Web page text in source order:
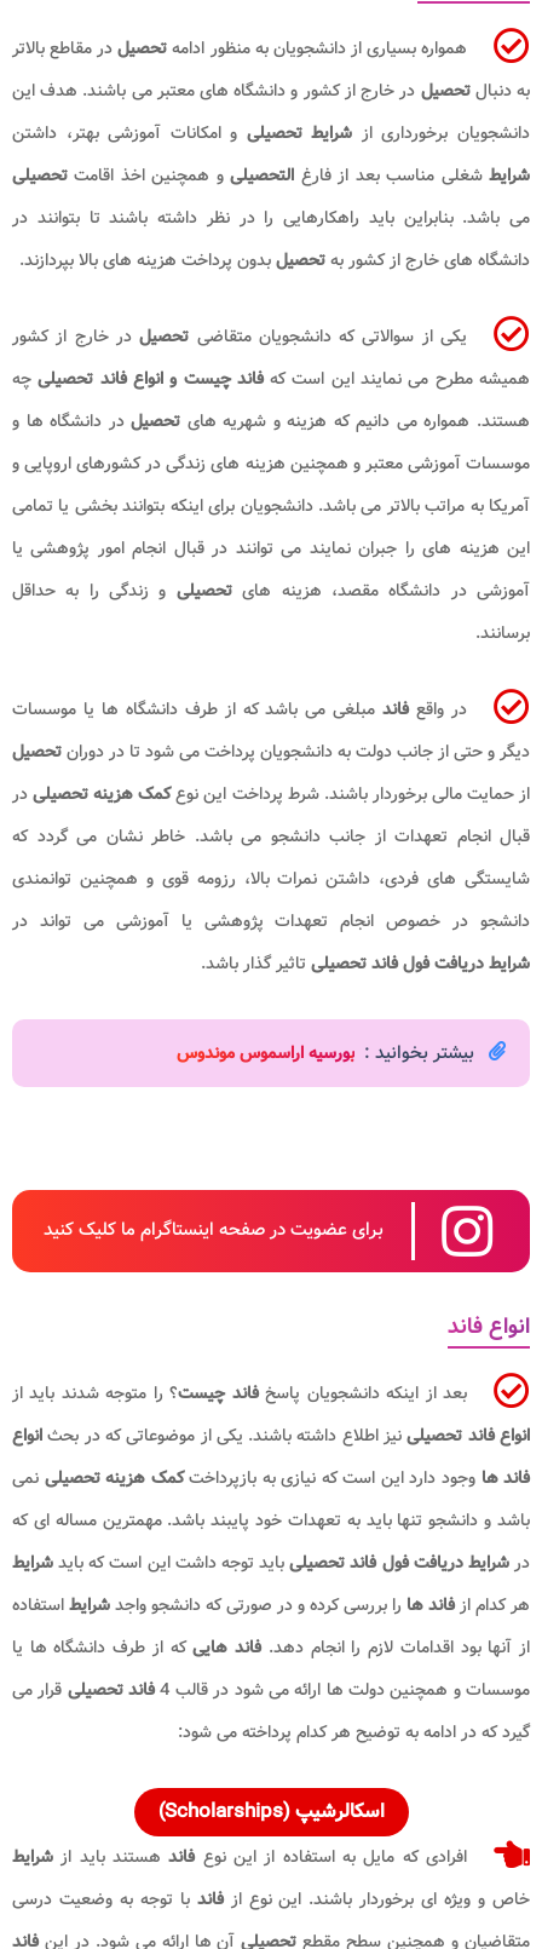
همواره بسیاری از دانشجویان به منظور ادامهتحصیلدر مقاطع بالاتر
به دنبالتحصیل در خارج از کشور و دانشگاه های معتبر می باشند. هدف این
دانشجویان برخورداری از شرایط تحصیلی و امکانات آموزشی بهتر، داشتن
شرایطشغلی مناسب بعد از فارغ التحصیلیو همچنین اخذ اقامتتحصیلی
می باشد. بنابراین باید راهکارهایی را در نظر داشته باشند تا بتوانند در
دانشگاه های خارج از کشور بهتحصیلبدون پرداخت هزینه های بالا بپردازند.
یکی از سوالاتی که دانشجویان متقاضی تحصیلدر خارج از کشور
همیشه مطرح می نمایند این است کهفاند چیست و انواع فاند تحصیلیچه
هستند. همواره می دانیم که هزینه و شهریه های تحصیلدر دانشگاه ها و
موسسات آموزشی معتبر و همچنین هزینه های زندگی در کشورهای اروپایی و
آمریکا به مراتب بالاتر می باشد. دانشجویان برای اینکه بتوانند بخشی یا تمامی
این هزینه های را جبران نمایند می توانند در قبال انجام امور پژوهشی یا
آموزشی در دانشگاه مقصد، هزینه هایتحصیلی و زندگی را به حداقل
برسانند.
در واقعفاندمبلغی می باشد که از طرف دانشگاه ها یا موسسات
دیگر و حتی از جانب دولت به دانشجویان پرداخت می شود تا در دورانتحصیل
از حمایت مالی برخوردار باشند. شرط پرداخت این نوعکمک هزینه تحصیلیدر
قبال انجام تعهدات از جانب دانشجو می باشد. خاطر نشان می گردد که
شایستگی های فردی، داشتن نمرات بالا، رزومه قوی و همچنین توانمندی
دانشجو در خصوص انجام تعهدات پژوهشی یا آموزشی می تواند در
شرایطدریافت فول فاند تحصیلی تاثیر گذار باشد.
بیشتر بخوانید : بورسیه اراسموس موندوس
برای عضویت در صفحه اینستاگرام ما کلیک کنید
انواع فاند
بعد از اینکه دانشجویان پاسخفاند چیست؟ را متوجه شدند باید از
انواع فاند تحصیلینیز اطلاع داشته باشند. یکی از موضوعاتی که در بحثانواع
فاند ها وجود دارد این است که نیازی به بازپرداختکمک هزینه تحصیلی نمی
باشد و دانشجو تنها باید به تعهدات خود پایبند باشد. مهمترین مساله ای که
درشرایط دریافت فول فاند تحصیلیباید توجه داشت این است که بایدشرایط
هر کدام ازفاند ها را بررسی کرده و در صورتی که دانشجو واجدشرایطاستفاده
از آنها بود اقدامات لازم را انجام دهد. فاند هاییکه از طرف دانشگاه ها یا
موسسات و همچنین دولت ها ارائه می شود در قالب 4
فاند تحصیلی قرار می
گیرد که در ادامه به توضیح هر کدام پرداخته می شود:
اسکالرشیپ (Scholarships)
افرادی که مایل به استفاده از این نوع فاندهستند باید از شرایط
خاص و ویژه ای برخوردار باشند. این نوع ازفاندبا توجه به وضعیت درسی
متقاضیان و همچنین سطح مقطعتحصیلیآن ها ارائه می شود. در اینفاند